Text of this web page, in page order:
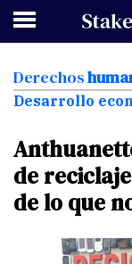
Derechos
Desarrollo
de
delo que